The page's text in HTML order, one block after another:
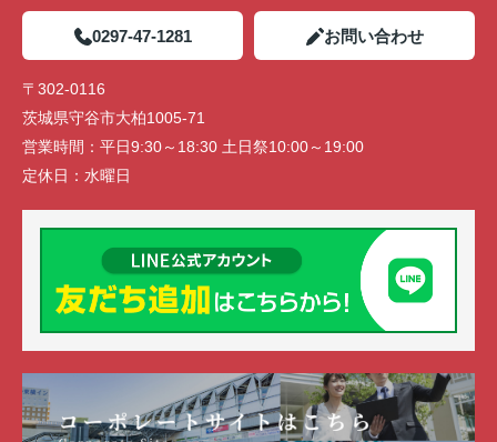
0297-47-1281 お問い合わせ
〒302-0116
茨城県守谷市大柏1005-71
営業時間： 平日9:30～18:30 土日祭10:00～19:00
定休日： 水曜日